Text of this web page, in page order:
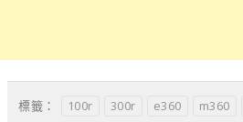
標籤： 100r 300r e360 m360